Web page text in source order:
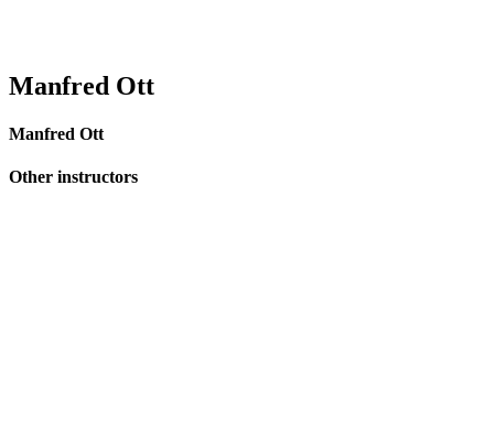
Manfred Ott
Manfred Ott
Other instructors